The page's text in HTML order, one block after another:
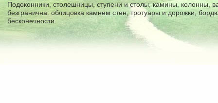
Подоконники, столешницы, ступени и столы, камины, колонны,
безгранична: облицовка камнем стен, тротуары и дорожки,
бесконечности.